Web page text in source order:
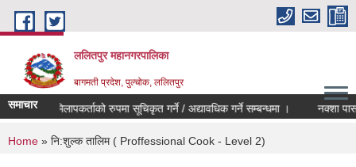
Skip to main content
ललितपुर महानगरपालिका
बागमती प्रदेश, पुल्चोक, ललितपुर
समाचारमेलमिलापकर्ताको रुपमा सूचिकृत गर्ने / अद्यावधिक गर्ने सम्बन्धमा । नक्शा पास
You are here
Home » नि:शुल्क तालिम ( Proffessional Cook - Level 2)